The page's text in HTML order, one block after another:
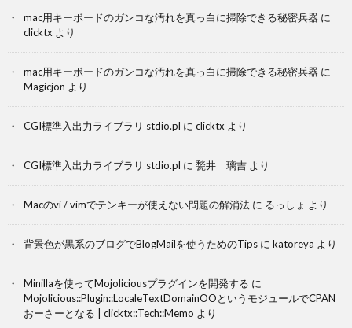
mac用キーボードのガンコな汚れを真っ白に掃除できる秘密兵器 に
clicktx より
mac用キーボードのガンコな汚れを真っ白に掃除できる秘密兵器 に
Magicjon より
CGI標準入出力ライブラリ stdio.pl に clicktx より
CGI標準入出力ライブラリ stdio.pl に 甃井 璃吉 より
Macのvi / vimでテンキーが使えない問題の解消法 に るっしょ より
背景色が黒系のブログでBlogMailを使うためのTips に katoreya より
Minillaを使ってMojoliciousプラグインを開発する に
Mojolicious::Plugin::LocaleTextDomainOOというモジュールでCPAN
おーさーとなる | clicktx::Tech::Memo より